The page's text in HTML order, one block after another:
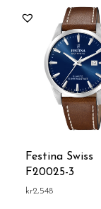
Festina Swiss
F20025-3
kr2,548